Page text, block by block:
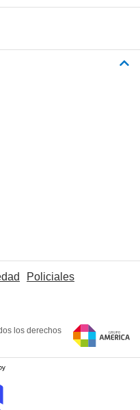
Policiales
los derechos